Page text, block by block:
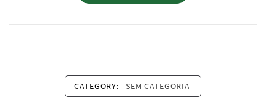
CATEGORY: SEM CATEGORIA